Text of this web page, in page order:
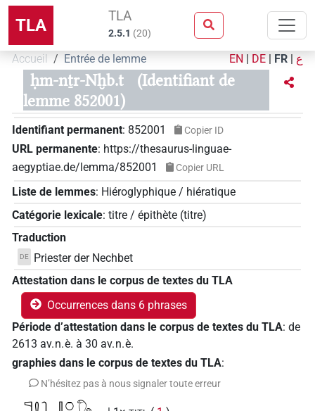
TLA TLA
2.5.1 (20)
Accueil Entrée de lemme EN | DE | FR | ع
ḥm-nṯr-Nḫb.t
(Identifiant de
lemme 852001)
Identifiant permanent: 852001 Copier ID
URL permanente: https://thesaurus-linguae-
aegyptiae.de/lemma/852001
Copier URL
Liste de lemmes: Hiéroglyphique / hiératique
Catégorie lexicale: titre / épithète (titre)
Traduction
DE
Priester der Nechbet
Attestation dans le corpus de textes du TLA
Occurrences dans 6 phrases
Période d’attestation dans le corpus de textes du TLA: de
2613 av. n. è. à 30 av. n. è.
graphies dans le corpus de textes du TLA:
N’hésitez pas à nous signaler toute erreur